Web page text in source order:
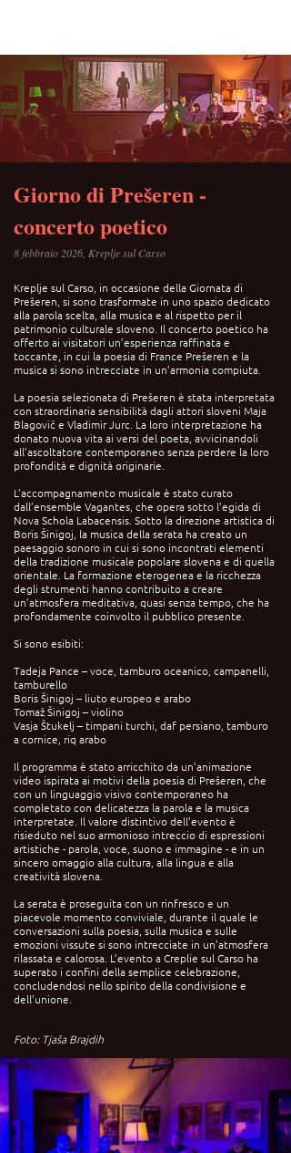
Giorno di Prešeren -
concerto poetico
8 febbraio 2026, Kreplje sul Carso
Kreplje sul Carso, in occasione della Giornata di
Prešeren, si sono trasformate in uno spazio dedicato
alla parola scelta, alla musica e al rispetto per il
patrimonio culturale sloveno. Il concerto poetico ha
offerto ai visitatori un’esperienza raffinata e
toccante, in cui la poesia di France Prešeren e la
musica si sono intrecciate in un’armonia compiuta.
La poesia selezionata di Prešeren è stata interpretata
con straordinaria sensibilità dagli attori sloveni Maja
Blagovič e Vladimir Jurc. La loro interpretazione ha
donato nuova vita ai versi del poeta, avvicinandoli
all’ascoltatore contemporaneo senza perdere la loro
profondità e dignità originarie.
L’accompagnamento musicale è stato curato
dall’ensemble Vagantes, che opera sotto l’egida di
Nova Schola Labacensis. Sotto la direzione artistica di
Boris Šinigoj, la musica della serata ha creato un
paesaggio sonoro in cui si sono incontrati elementi
della tradizione musicale popolare slovena e di quella
orientale. La formazione eterogenea e la ricchezza
degli strumenti hanno contribuito a creare
un’atmosfera meditativa, quasi senza tempo, che ha
profondamente coinvolto il pubblico presente.
Si sono esibiti:
Tadeja Pance – voce, tamburo oceanico, campanelli,
tamburello
Boris Šinigoj – liuto europeo e arabo
Tomaž Šinigoj – violino
Vasja Štukelj – timpani turchi, daf persiano, tamburo
a cornice, riq arabo
Il programma è stato arricchito da un’animazione
video ispirata ai motivi della poesia di Prešeren, che
con un linguaggio visivo contemporaneo ha
completato con delicatezza la parola e la musica
interpretate. Il valore distintivo dell’evento è
risieduto nel suo armonioso intreccio di espressioni
artistiche - parola, voce, suono e immagine - e in un
sincero omaggio alla cultura, alla lingua e alla
creatività slovena.
La serata è proseguita con un rinfresco e un
piacevole momento conviviale, durante il quale le
conversazioni sulla poesia, sulla musica e sulle
emozioni vissute si sono intrecciate in un’atmosfera
rilassata e calorosa. L’evento a Creplie sul Carso ha
superato i confini della semplice celebrazione,
concludendosi nello spirito della condivisione e
dell’unione.
Foto: Tjaša Brajdih